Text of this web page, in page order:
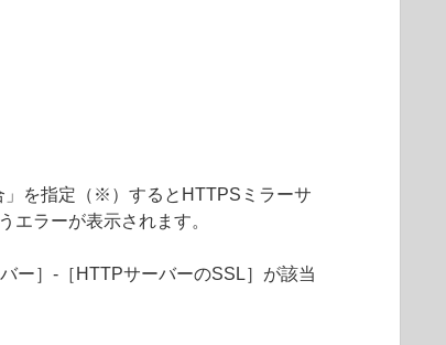
」を指定（※）するとHTTPSミラーサ
エラーが表示されます。
ー］-［HTTPサーバーのSSL］が該当